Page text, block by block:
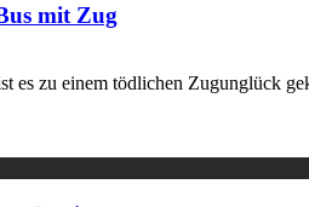
mit Zug
zu einem tödlichen Zugunglück